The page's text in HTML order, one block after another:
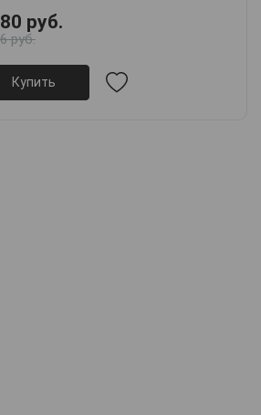
руб.
руб.
Купить